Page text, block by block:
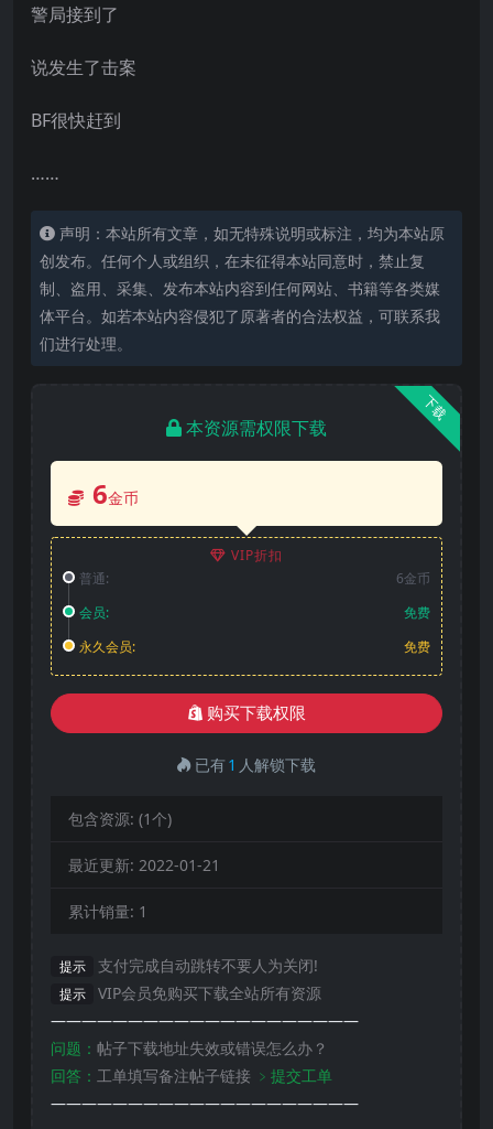
警局接到了
说发生了击案
BF很快赶到
……
声明：本站所有文章，如无特殊说明或标注，均为本站原
创发布。任何个人或组织，在未征得本站同意时，禁止复
制、盗用、采集、发布本站内容到任何网站、书籍等各类媒
体平台。如若本站内容侵犯了原著者的合法权益，可联系我
们进行处理。
下载
本资源需权限下载
6金币
VIP折扣
普通:
6金币
会员:
免费
永久会员:
免费
购买下载权限
已有1 人解锁下载
包含资源: (1个)
最近更新: 2022-01-21
累计销量: 1
提示 支付完成自动跳转不要人为关闭!
提示
VIP会员免购买下载全站所有资源
————————————————————
问题： 帖子下载地址失效或错误怎么办？
回答： 工单填写备注帖子链接 ﹥提交工单
————————————————————